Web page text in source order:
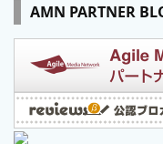
AMN PARTNER